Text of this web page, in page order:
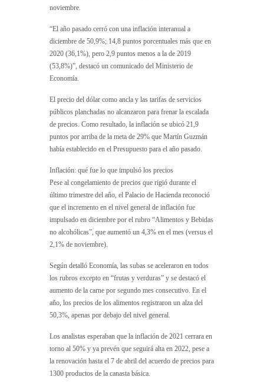
noviembre.
“El año pasado cerró con una inflación interanual a
diciembre de 50,9%; 14,8 puntos porcentuales más que en
2020 (36,1%), pero 2,9 puntos menos a la de 2019
(53,8%)”, destacó un comunicado del Ministerio de
Economía.
El precio del dólar como ancla y las tarifas de servicios
públicos planchadas no alcanzaron para frenar la escalada
de precios. Como resultado, la inflación se ubicó 21,9
puntos por arriba de la meta de 29% que Martín Guzmán
había establecido en el Presupuesto para el año pasado.
Inflación: qué fue lo que impulsó los precios
Pese al congelamiento de precios que rigió durante el
último trimestre del año, el Palacio de Hacienda reconoció
que el incremento en el nivel general de inflación fue
impulsado en diciembre por el rubro “Alimentos y Bebidas
no alcohólicas”, que aumentó un 4,3% en el mes (versus el
2,1% de noviembre).
Según detalló Economía, las subas se aceleraron en todos
los rubros excepto en “frutas y verduras” y se destacó el
aumento de la carne por segundo mes consecutivo. En el
año, los precios de los alimentos registraron un alza del
50,3%, apenas por debajo del nivel general.
Los analistas esperaban que la inflación de 2021 cerrara en
torno al 50% y ya prevén que seguirá alta en 2022, pese a
la renovación hasta el 7 de abril del acuerdo de precios para
1300 productos de la canasta básica.